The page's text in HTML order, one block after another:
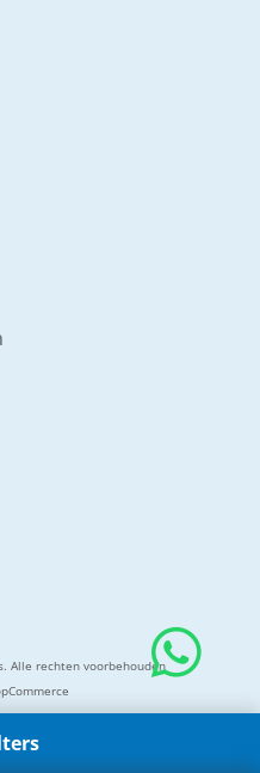
Alle rechten voorbehouden